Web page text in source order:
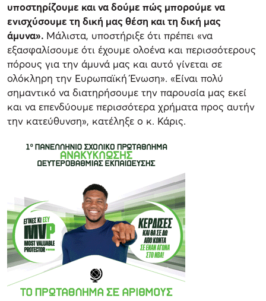
υποστηρίζουμε και να δούμε πώς μπορούμε να
ενισχύσουμε τη δική μας θέση και τη δική μας
άμυνα». Μάλιστα, υποστήριξε ότι πρέπει «να
εξασφαλίσουμε ότι έχουμε ολοένα και περισσότερους
πόρους για την άμυνά μας και αυτό γίνεται σε
ολόκληρη την Ευρωπαϊκή Ένωση». «Είναι πολύ
σημαντικό να διατηρήσουμε την παρουσία μας εκεί
και να επενδύουμε περισσότερα χρήματα προς αυτήν
την κατεύθυνση», κατέληξε ο κ. Κάρις.